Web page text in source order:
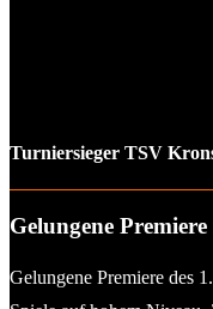
Turniersieger TSV
Gelungene
Gelungene Premiere des